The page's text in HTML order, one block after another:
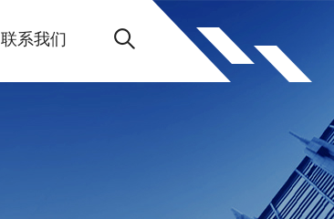
联系我们